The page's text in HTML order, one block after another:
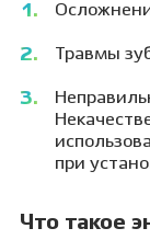
Травмы
при
Что такое